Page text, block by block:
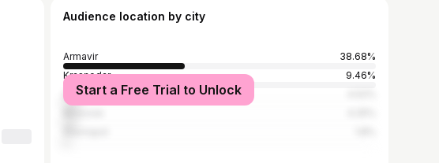
Audience location by city
Armavir
38.68%
Krasnodar
9.46%
Sochi
Start a Free Trial to Unlock